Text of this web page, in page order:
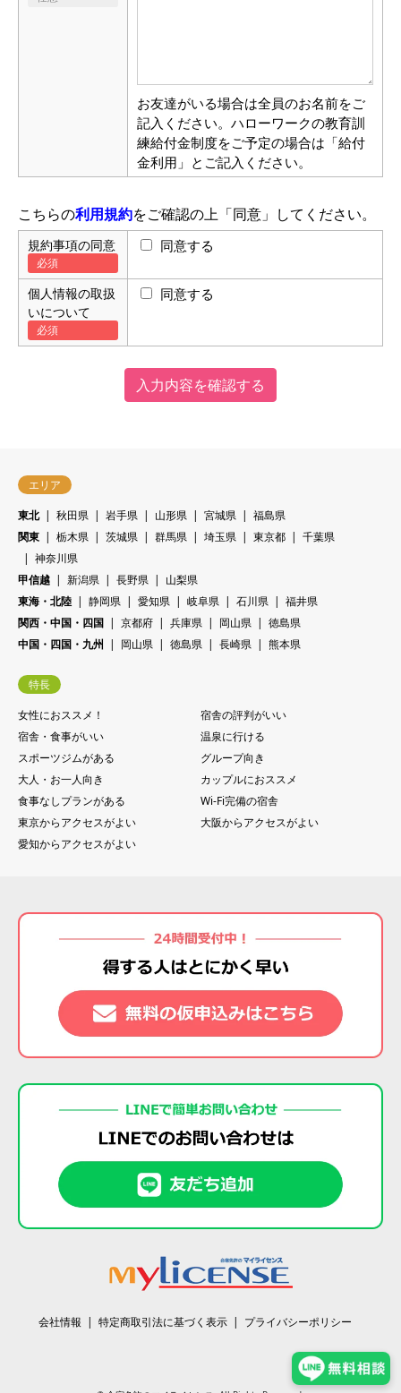
お友達がいる場合は全員のお名前をご
記入ください。ハローワークの教育訓
練給付金制度をご予定の場合は「給付
金利用」とご記入ください。
こちらの利用規約をご確認の上「同意」してください。
規約事項の同意 同意する
個人情報の取扱
いについて
同意する
エリア
東北
秋田県 岩手県 山形県 宮城県
福島県
関東
栃木県 茨城県 群馬県 埼玉県 東京都
千葉県
神奈川県
甲信越
新潟県 長野県
山梨県
東海・北陸
静岡県 愛知県 岐阜県 石川県
福井県
関西・中国・四国
京都府 兵庫県 岡山県
徳島県
中国・四国・九州
岡山県 徳島県 長崎県 熊本県
特長
女性におススメ！
宿舎の評判がいい
宿舎・食事がいい
温泉に行ける
スポーツジムがある
グループ向き
大人・お一人向き
カップルにおススメ
食事なしプランがある
Wi-Fi完備の宿舎
東京からアクセスがよい
大阪からアクセスがよい
愛知からアクセスがよい
会社情報 特定商取引法に基づく表示 プライバシーポリシー